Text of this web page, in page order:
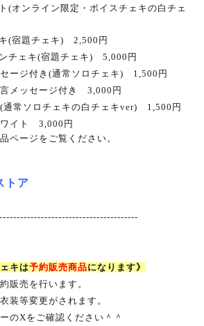
(オンライン限定・ボイスチェキの白チェ
(宿題チェキ) 2,500 円
チェキ(宿題チェキ) 5,000 円
ージ付き(通常ソロチェキ) 1,500 円
言メッセージ付き 3,000 円
(通常ソロチェキの白チェキver) 1,500 円
ワイト 3,000 円
ページをご覧ください。
トア
キは予約販売商品になります》
販売を行います。
装等変更がされます。
のXをご確認ください＾＾